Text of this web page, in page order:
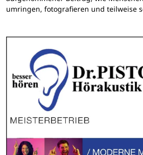
umringen, fotografieren und teilweise